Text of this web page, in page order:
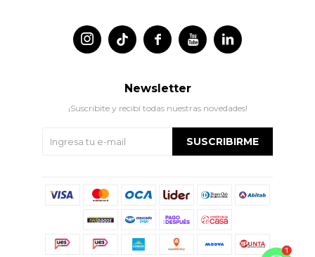
 
 
Newsletter
¡Suscribite y recibí todas nuestras novedades!
SUSCRIBIRME